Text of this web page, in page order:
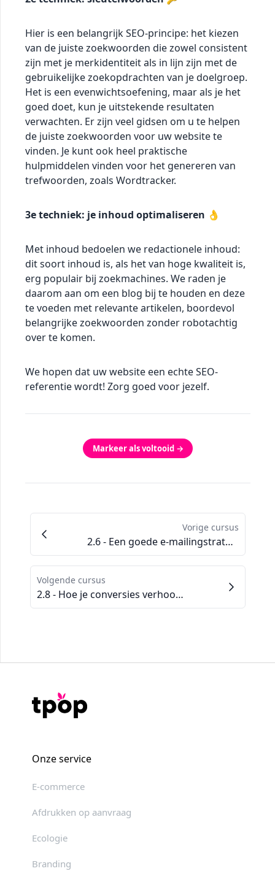
Hier is een belangrijk SEO-principe: het kiezen
van de juiste zoekwoorden die zowel consistent
zijn met je merkidentiteit als in lijn zijn met de
gebruikelijke zoekopdrachten van je doelgroep.
Het is een evenwichtsoefening, maar als je het
goed doet, kun je uitstekende resultaten
verwachten. Er zijn veel gidsen om u te helpen
de juiste zoekwoorden voor uw website te
vinden. Je kunt ook heel praktische
hulpmiddelen vinden voor het genereren van
trefwoorden, zoals Wordtracker.
3e techniek: je inhoud optimaliseren 👌
Met inhoud bedoelen we redactionele inhoud:
dit soort inhoud is, als het van hoge kwaliteit is,
erg populair bij zoekmachines. We raden je
daarom aan om een blog bij te houden en deze
te voeden met relevante artikelen, boordevol
belangrijke zoekwoorden zonder robotachtig
over te komen.
We hopen dat uw website een echte SEO-
referentie wordt! Zorg goed voor jezelf.
Markeer als voltooid →
Vorige cursus
2.6 - Een goede e-mailingstrategie creëren in 5 stappen
Volgende cursus
2.8 - Hoe je conversies verhoogt met sociaal bewijs
Onze service
E-commerce
Afdrukken op aanvraag
Ecologie
Branding